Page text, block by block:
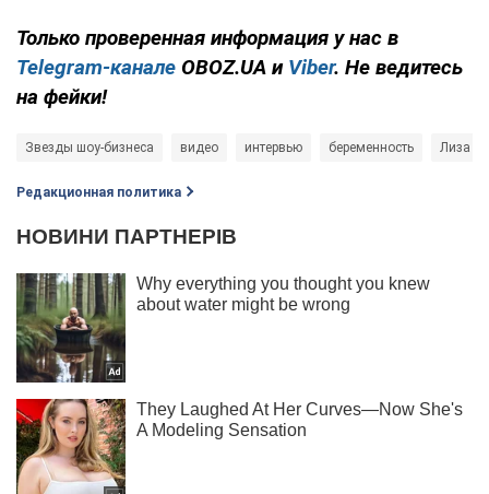
Только проверенная информация у нас в
Telegram-канале OBOZ.UA и Viber. Не ведитесь
на фейки!
Звезды шоу-бизнеса видео интервью беременность Лиза
Редакционная политика